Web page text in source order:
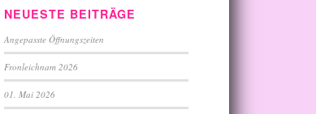
NEUESTE BEITRÄGE
Angepasste Öffnungszeiten
Fronleichnam 2026
01. Mai 2026